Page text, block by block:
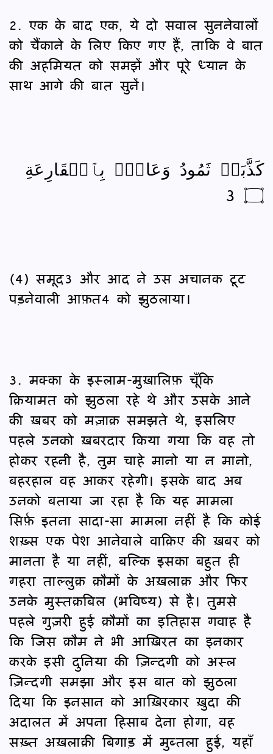
2. एक के बाद एक, ये दो सवाल सुननेवालों
को चैंकाने के लिए किए गए हैं, ताकि वे बात
की अहमियत को समझें और पूरे ध्यान के
साथ आगे की बात सुनें।
كَذَّبَتۡ ثَمُودُ وَعَادٌۢ بِٱلۡقَارِعَةِ
۝ 3
(4) समूद3 और आद ने उस अचानक टूट
पड़नेवाली आफ़त4 को झुठलाया।
3. मक्का के इस्लाम-मुख़ालिफ़ चूँकि
क़ियामत को झुठला रहे थे और उसके आने
की ख़बर को मज़ाक़ समझते थे, इसलिए
पहले उनको ख़बरदार किया गया कि वह तो
होकर रहनी है, तुम चाहे मानो या न मानो,
बहरहाल वह आकर रहेगी। इसके बाद अब
उनको बताया जा रहा है कि यह मामला
सिर्फ़ इतना सादा-सा मामला नहीं है कि कोई
शख़्स एक पेश आनेवाले वाक़िए की ख़बर को
मानता है या नहीं, बल्कि इसका बहुत ही
गहरा ताल्लुक़ क़ौमों के अख़लाक़ और फिर
उनके मुस्तक़बिल (भविष्य) से है। तुमसे
पहले गुज़री हुई क़ौमों का इतिहास गवाह है
कि जिस क़ौम ने भी आख़िरत का इनकार
करके इसी दुनिया की ज़िन्दगी को अस्ल
ज़िन्दगी समझा और इस बात को झुठला
दिया कि इनसान को आख़िरकार ख़ुदा की
अदालत में अपना हिसाब देना होगा, वह
सख़्त अख़लाक़ी बिगाड़ में मुब्तला हुई, यहाँ